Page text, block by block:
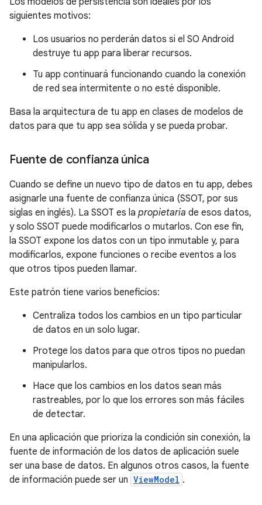
siguientes motivos:
Los usuarios no perderán datos si el SO Android
destruye tu app para liberar recursos.
Tu app continuará funcionando cuando la conexión
de red sea intermitente o no esté disponible.
Basa la arquitectura de tu app en clases de modelos de
datos para que tu app sea sólida y se pueda probar.
Fuente de confianza única
Cuando se define un nuevo tipo de datos en tu app, debes
asignarle una fuente de confianza única (SSOT, por sus
siglas en inglés). La SSOT es la propietaria de esos datos,
y solo SSOT puede modificarlos o mutarlos. Con ese fin,
la SSOT expone los datos con un tipo inmutable y, para
modificarlos, expone funciones o recibe eventos a los
que otros tipos pueden llamar.
Este patrón tiene varios beneficios:
Centraliza todos los cambios en un tipo particular
de datos en un solo lugar.
Protege los datos para que otros tipos no puedan
manipularlos.
Hace que los cambios en los datos sean más
rastreables, por lo que los errores son más fáciles
de detectar.
En una aplicación que prioriza la condición sin conexión, la
fuente de información de los datos de aplicación suele
ser una base de datos. En algunos otros casos, la fuente
de información puede ser un ViewModel .